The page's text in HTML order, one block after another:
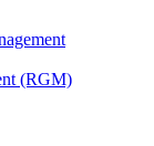
(RGM)